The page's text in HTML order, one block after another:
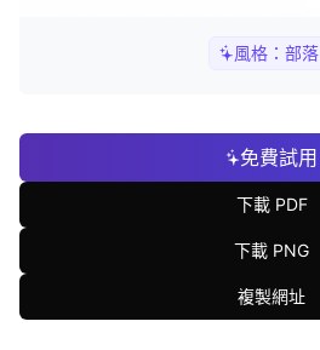
風格： 部落
免費試用
下載 PDF
下載 PNG
複製網址